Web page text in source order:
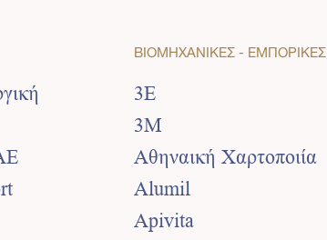
ΒΙΟΜΗΧΑΝΙΚΕΣ - ΕΜΠΟΡΙΚΕΣ
3Ε
3Μ
Αθηναική Χαρτοποιία
Alumil
Apivita